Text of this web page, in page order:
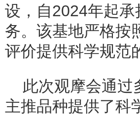
设，自2024年起
务。该基地严格按
评价提供科学规范
此次观摩会通过
主推品种提供了科